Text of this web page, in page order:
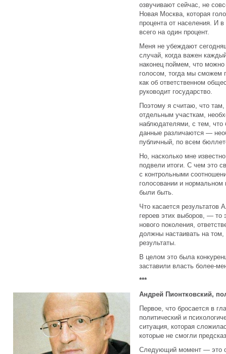
озвучивают сейчас, не
Новая Москва, которая
процента от населения. И
всего на один процент.
Меня не убеждают
случай, когда важен
наконец поймем, что
голосом, тогда мы сможем
как об ответственном
руководит государство.
Поэтому я считаю, что там,
отдельным участкам,
наблюдателями, с тем,
данные различаются —
публичный, по всем
Но, насколько мне
подвели итоги. С чем это
с контрольными
голосовании и
были быть.
Что касается результатов
героев этих выборов, — то
нового поколения,
должны настаивать на том,
результаты.
В целом это была
заставили власть более-
***
Андрей Пионтковский,
Первое, что бросается в
политический и
ситуация, которая
которые не смогли
Следующий момент — это